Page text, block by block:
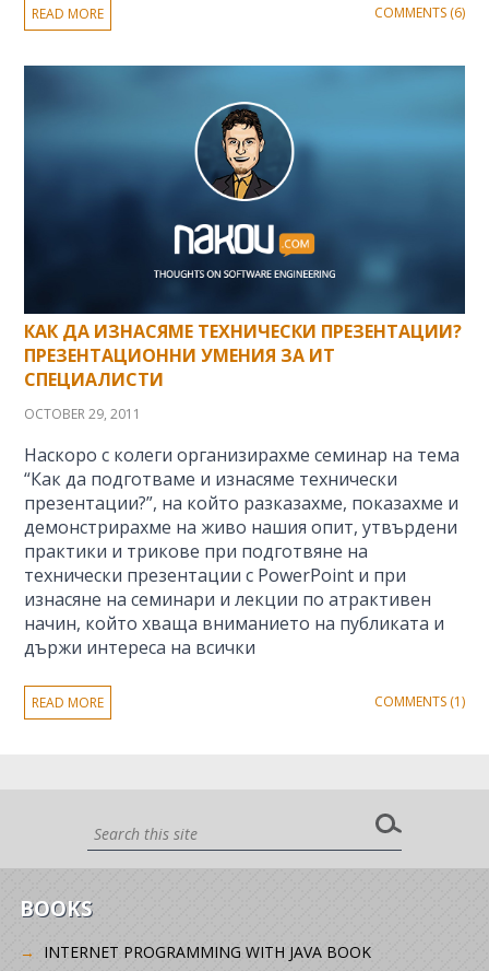
READ MORE COMMENTS (6)
КАК ДА ИЗНАСЯМЕ ТЕХНИЧЕСКИ ПРЕЗЕНТАЦИИ?
ПРЕЗЕНТАЦИОННИ УМЕНИЯ ЗА ИТ
СПЕЦИАЛИСТИ
OCTOBER 29, 2011
Наскоро с колеги организирахме семинар на тема
“Как да подготваме и изнасяме технически
презентации?”, на който разказахме, показахме и
демонстрирахме на живо нашия опит, утвърдени
практики и трикове при подготвяне на
технически презентации с PowerPoint и при
изнасяне на семинари и лекции по атрактивен
начин, който хваща вниманието на публиката и
държи интереса на всички
READ MORE COMMENTS (1)
BOOKS
INTERNET PROGRAMMING WITH JAVA BOOK